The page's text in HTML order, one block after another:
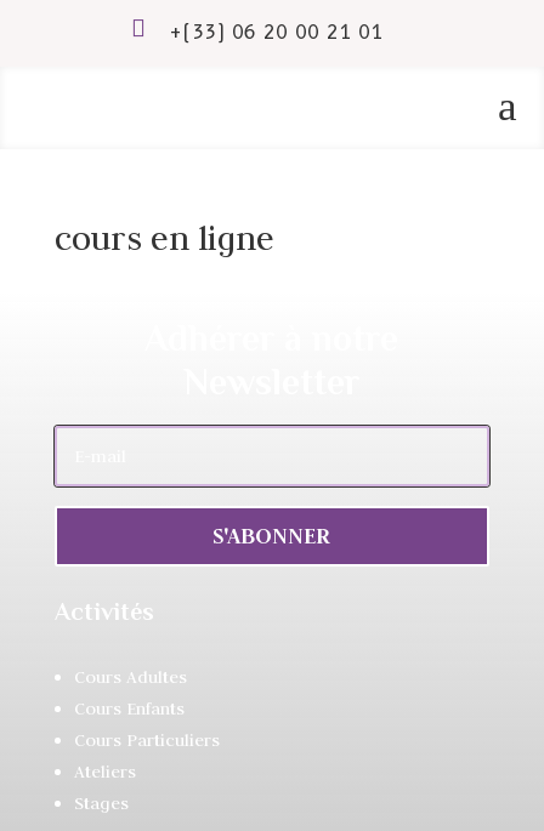
 +(33) 06 20 00 21 01
a
cours en ligne
S'ABONNER
Activités
Cours Adultes
Cours Enfants
Cours Particuliers
Ateliers
Stages